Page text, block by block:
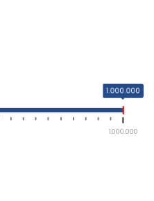
1.000.000
1.000.000